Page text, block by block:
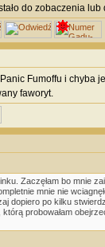
do zobaczenia
Fumoffu i chyba
faworyt.
Zaczęłam bo mnie
mnie nie
dopiero po kilku
probowałam